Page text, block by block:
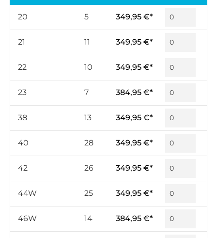
20 5 349,95 €*
21 11 349,95 €*
22 10 349,95 €*
23 7 384,95 €*
38 13 349,95 €*
40 28 349,95 €*
42 26 349,95 €*
44W 25 349,95 €*
46W 14 384,95 €*